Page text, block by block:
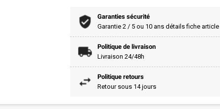
Garanties sécurité
Garantie 2 / 5 ou 10 ans détails fiche article
Politique de livraison
Livraison 24/48h
Politique retours
Retour sous 14 jours